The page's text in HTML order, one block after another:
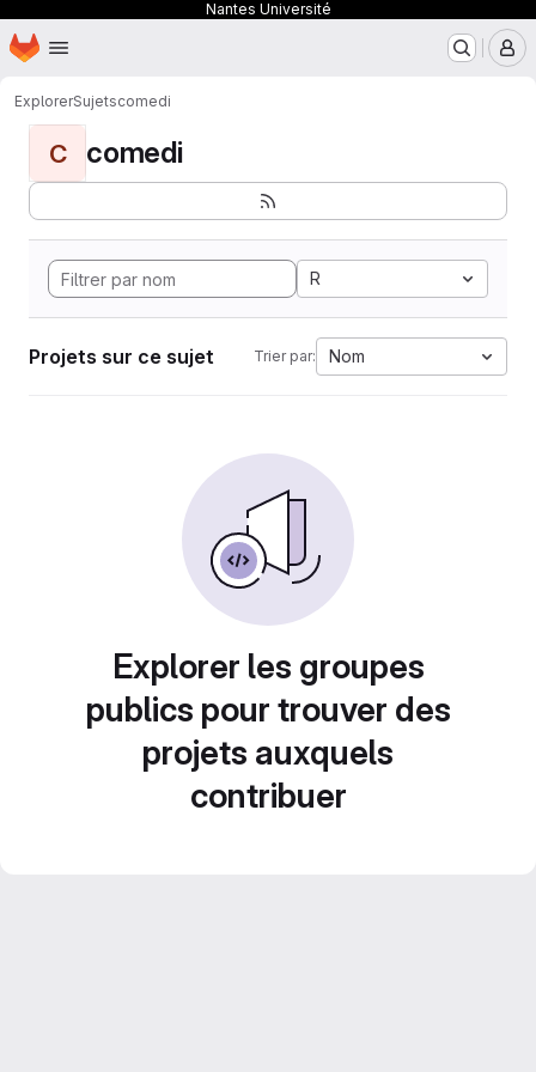
Nantes Université
Passer au contenu principal
Page d'accueil
ExplorerSujetscomedi
C comedi
R
Projets sur ce sujet Trier par: Nom
Explorer les groupes
publics pour trouver des
projets auxquels
contribuer